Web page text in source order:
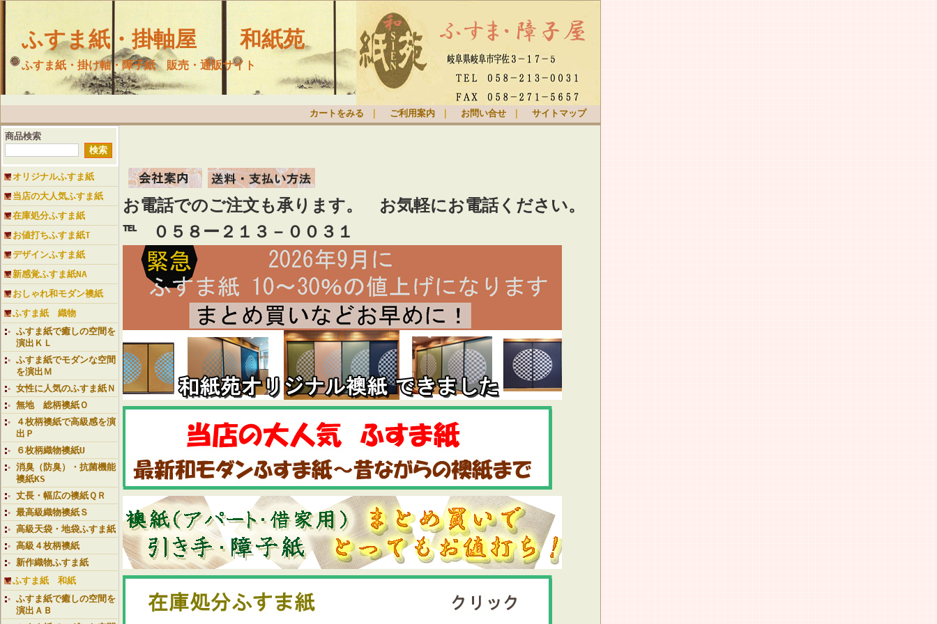
ふすま紙・掛軸屋 和紙苑
ふすま紙・掛け軸・障子紙 販売・通販サイト
カートをみる ご利用案内 お問い合せ サイトマップ
商品検索
オリジナルふすま紙
当店の大人気ふすま紙
在庫処分ふすま紙
お値打ちふすま紙T
デザインふすま紙
新感覚ふすま紙NA
おしゃれ和モダン襖紙
ふすま紙 織物
ふすま紙で癒しの空間を
演出ＫＬ
ふすま紙でモダンな空間
を演出Ｍ
女性に人気のふすま紙Ｎ
無地 総柄襖紙Ｏ
４枚柄襖紙で高級感を演
出Ｐ
６枚柄織物襖紙U
消臭（防臭）・抗菌機能
襖紙KS
丈長・幅広の襖紙ＱＲ
最高級織物襖紙Ｓ
高級天袋・地袋ふすま紙
高級４枚柄襖紙
新作織物ふすま紙
ふすま紙 和紙
ふすま紙で癒しの空間を
演出ＡＢ
お電話でのご注文も承ります。 お気軽にお電話ください。
℡ ０５８ー２１３－００３１